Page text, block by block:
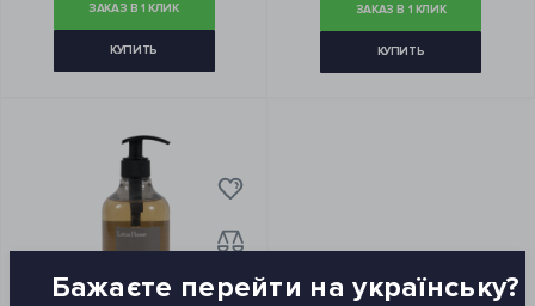
ЗАКАЗ В 1 КЛИК
КУПИТЬ
ЗАКАЗ В 1 КЛИК
КУПИТЬ
Бажаєте перейти на українську?